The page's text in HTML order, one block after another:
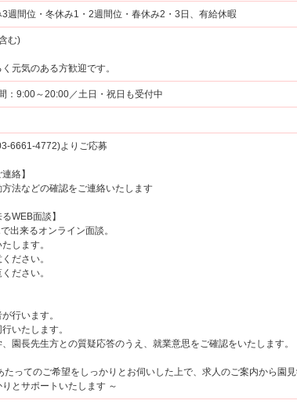
週間位・冬休み1・2週間位・春休み2・3日、有給休暇
む)
元気のある方歓迎です。
9:00～20:00／土日・祝日も受付中
6661-4772)よりご応募
絡】
法などの確認をご連絡いたします
WEB面談】
来るオンライン面談。
します。
ださい。
ださい。
行います。
いたします。
長先生方との質疑応答のうえ、就業意思をご確認をいたします。
ってのご希望をしっかりとお伺いした上で、求人のご案内から園
とサポートいたします ～